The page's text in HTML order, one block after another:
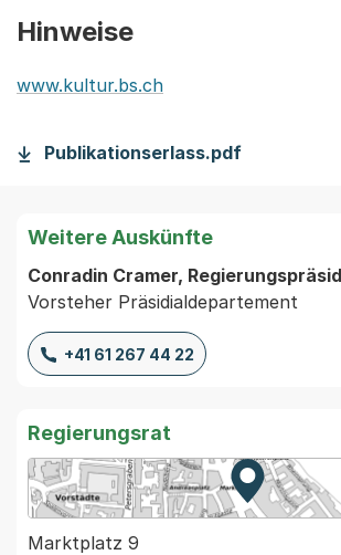
Hinweise
www.kultur.bs.ch
Publikationserlass.pdf
Weitere Auskünfte
Conradin Cramer,
Vorsteher Präsidialdepartement
+41 61 267 44 22
Regierungsrat
Zur Karte
Externer
Marktplatz 9